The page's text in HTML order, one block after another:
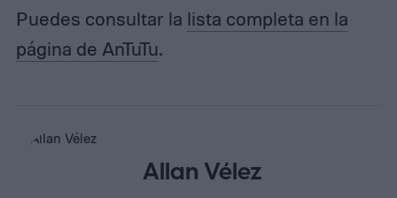
Puedes consultar la lista completa en la
página de AnTuTu.
Allan Vélez